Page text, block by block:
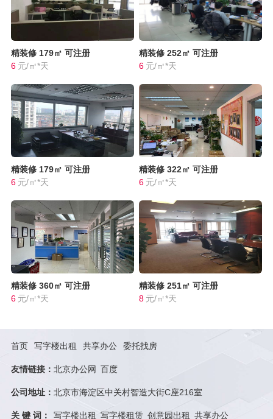
精装修 179㎡ 可注册
6 元/㎡*天
精装修 252㎡ 可注册
6 元/㎡*天
精装修 179㎡ 可注册
6 元/㎡*天
精装修 322㎡ 可注册
6 元/㎡*天
精装修 360㎡ 可注册
6 元/㎡*天
精装修 251㎡ 可注册
8 元/㎡*天
首页 写字楼出租 共享办公 委托找房
友情链接： 北京办公网 百度
公司地址： 北京市海淀区中关村智造大街C座216室
关 键 词： 写字楼出租 写字楼租赁 创意园出租 共享办公